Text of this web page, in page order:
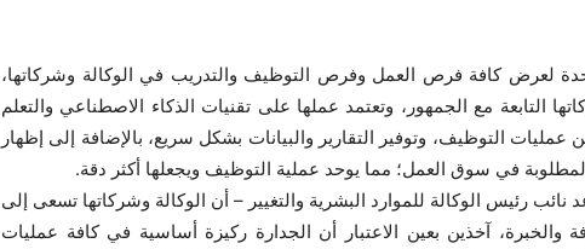
لعرض كافة فرص العمل وفرص التوظيف والتدريب في الوكالة وشركاتها،
التابعة مع الجمهور، وتعتمد عملها على تقنيات الذكاء الاصطناعي والتعلم
التوظيف، وتوفير التقارير والبيانات بشكل سريع، بالإضافة إلى إظهار
في سوق العمل؛ مما يوحد عملية التوظيف ويجعلها أكثر دقة.
رئيس الوكالة للموارد البشرية والتغيير – أن الوكالة وشركاتها تسعى إلى
آخذين بعين الاعتبار أن الجدارة ركيزة أساسية في كافة عمليات